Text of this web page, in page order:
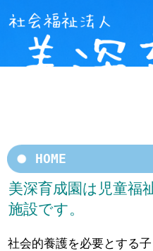
HOME
美深育成園は児童福
施設です。
社会的養護を必要とする